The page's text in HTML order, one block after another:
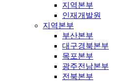
지역본부
인재개발원
지역본부
부산본부
대구경북본부
목포본부
광주전남본부
전북본부